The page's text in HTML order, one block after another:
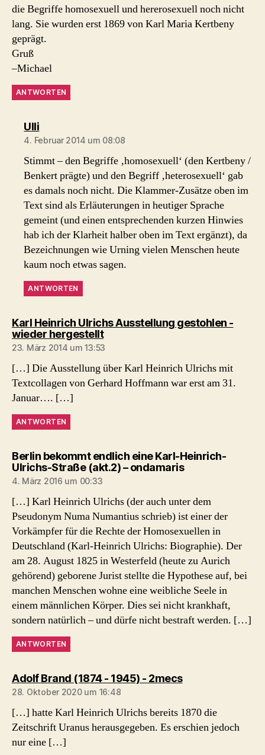
die Begriffe homosexuell und hererosexuell noch nicht
lang. Sie wurden erst 1869 von Karl Maria Kertbeny
geprägt.
Gruß
–Michael
ANTWORTEN
Ullisagt:
4. Februar 2014 um 08:08
Stimmt – den Begriffe ‚homosexuell‘ (den Kertbeny /
Benkert prägte) und den Begriff ‚heterosexuell‘ gab
es damals noch nicht. Die Klammer-Zusätze oben im
Text sind als Erläuterungen in heutiger Sprache
gemeint (und einen entsprechenden kurzen Hinwies
hab ich der Klarheit halber oben im Text ergänzt), da
Bezeichnungen wie Urning vielen Menschen heute
kaum noch etwas sagen.
ANTWORTEN
Karl Heinrich Ulrichs Ausstellung gestohlen -
wieder hergestelltsagt:
23. März 2014 um 13:53
[…] Die Ausstellung über Karl Heinrich Ulrichs mit
Textcollagen von Gerhard Hoffmann war erst am 31.
Januar…. […]
ANTWORTEN
Berlin bekommt endlich eine Karl-Heinrich-
Ulrichs-Straße (akt.2) – ondamarissagt:
4. März 2016 um 00:33
[…] Karl Heinrich Ulrichs (der auch unter dem
Pseudonym Numa Numantius schrieb) ist einer der
Vorkämpfer für die Rechte der Homosexuellen in
Deutschland (Karl-Heinrich Ulrichs: Biographie). Der
am 28. August 1825 in Westerfeld (heute zu Aurich
gehörend) geborene Jurist stellte die Hypothese auf, bei
manchen Menschen wohne eine weibliche Seele in
einem männlichen Körper. Dies sei nicht krankhaft,
sondern natürlich – und dürfe nicht bestraft werden. […]
ANTWORTEN
Adolf Brand (1874 - 1945) - 2mecssagt:
28. Oktober 2020 um 16:48
[…] hatte Karl Heinrich Ulrichs bereits 1870 die
Zeitschrift Uranus herausgegeben. Es erschien jedoch
nur eine […]